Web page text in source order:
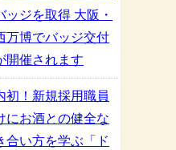
ッジを取得 大阪・
万博でバッジ交付
開催されます
初！新規採用職員
にお酒との健全な
合い方を学ぶ「ド